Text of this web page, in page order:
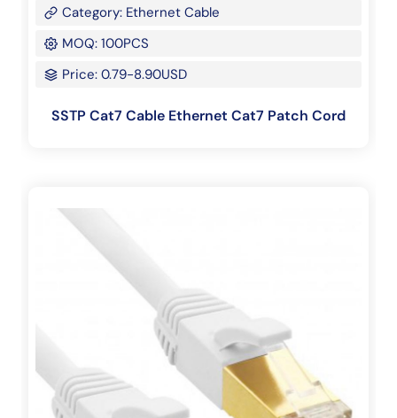
Category: Ethernet Cable
MOQ: 100PCS
Price: 0.79-8.90USD
SSTP Cat7 Cable Ethernet Cat7 Patch Cord